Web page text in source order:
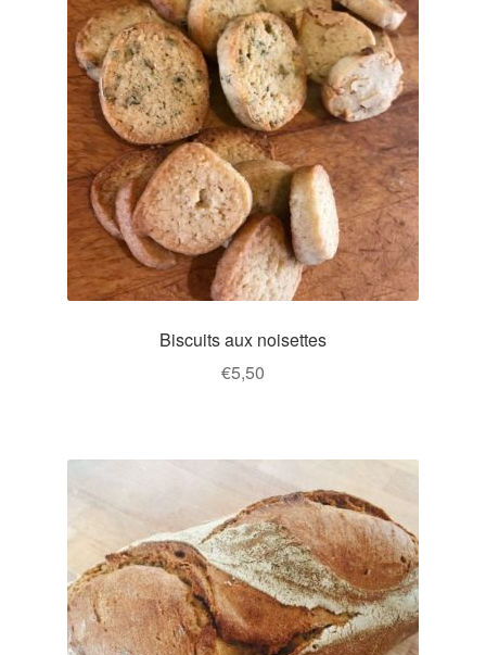
variations.
Les
options
peuvent
être
choisies
sur
la
page
du
produit
Biscuits aux noisettes
€5,50